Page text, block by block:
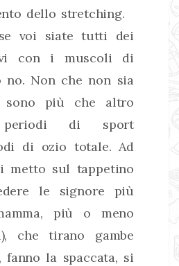
dello stretching.
voi siate tutti dei
con i muscoli di
no. Non che non sia
sono più che altro
periodi di sport
di ozio totale. Ad
metto sul tappetino
le signore più
più o meno
che tirano gambe
fanno la spaccata, si